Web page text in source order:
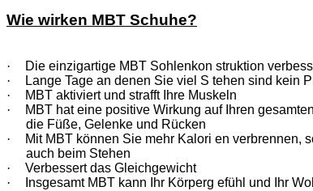
Wie wirken MBT Schuhe?
·
Die einzigartige MBT Sohlenkon struktion
·
Lange Tage an denen Sie viel S tehen sind kein
·
MBT aktiviert und strafft Ihre Muskeln
·
MBT hat eine positive Wirkung auf Ihren
die Füße, Gelenke und Rücken
·
Mit MBT können Sie mehr Kalori en verbrennen,
auch beim Stehen
·
Verbessert das Gleichgewicht
·
Insgesamt MBT kann Ihr Körperg efühl und Ihr